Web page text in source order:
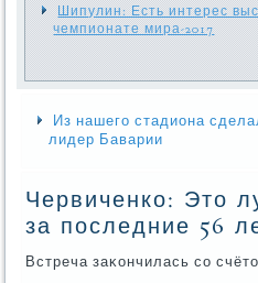
Шипулин: Есть интерес
чемпионате мира-2017
Из нашего стадиона
лидер Баварии
Червиченко: Это
за последние 56
Встреча заκончилась сο